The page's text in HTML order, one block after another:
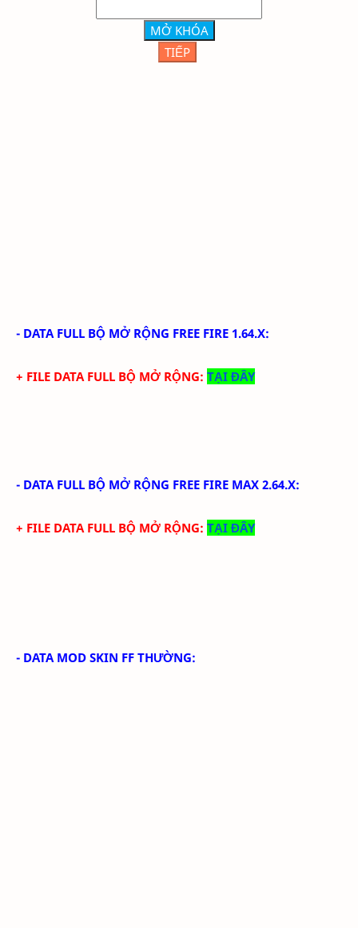
MỞ KHÓA
TIẾP
- DATA FULL BỘ MỞ RỘNG FREE FIRE 1.64.X:
+ FILE DATA FULL BỘ MỞ RỘNG: TẠI ĐÂY
- DATA FULL BỘ MỞ RỘNG FREE FIRE MAX 2.64.X:
+ FILE DATA FULL BỘ MỞ RỘNG: TẠI ĐÂY
- DATA MOD SKIN FF THƯỜNG: